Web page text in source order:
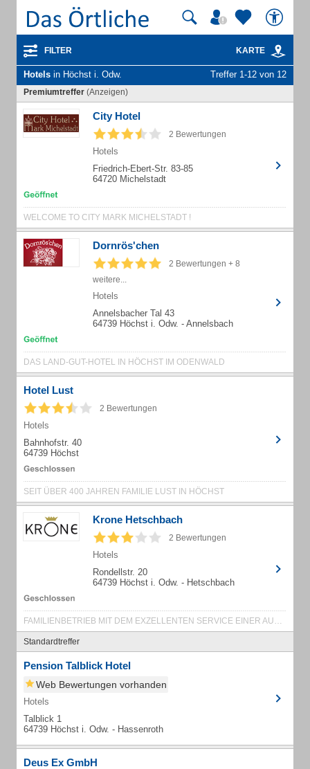
FILTER KARTE
Hotels in Höchst i. Odw. Treffer 1-12 von 12
Premiumtreffer (Anzeigen)
City Hotel
2 Bewertungen
Hotels
Friedrich-Ebert-Str. 83-85
64720 Michelstadt
WELCOME TO CITY MARK MICHELSTADT !
Dornrös'chen
2 Bewertungen + 8
weitere...
Hotels
Annelsbacher Tal 43
64739 Höchst i. Odw. - Annelsbach
DAS LAND-GUT-HOTEL IN HÖCHST IM ODENWALD
Hotel Lust
2 Bewertungen
Hotels
Bahnhofstr. 40
64739 Höchst
SEIT ÜBER 400 JAHREN FAMILIE LUST IN HÖCHST
Krone Hetschbach
2 Bewertungen
Hotels
Rondellstr. 20
64739 Höchst i. Odw. - Hetschbach
FAMILIENBETRIEB MIT DEM EXZELLENTEN SERVICE EINER AUSGEZEICHNETEN GASTRONOMIE
Standardtreffer
Pension Talblick Hotel
Web Bewertungen vorhanden
Hotels
Talblick 1
64739 Höchst i. Odw. - Hassenroth
Deus Ex GmbH